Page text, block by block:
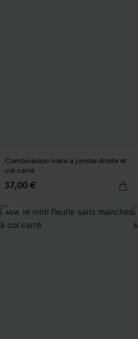
Combinaison noire à jambe droite et
col carré
37,00 €
NEW